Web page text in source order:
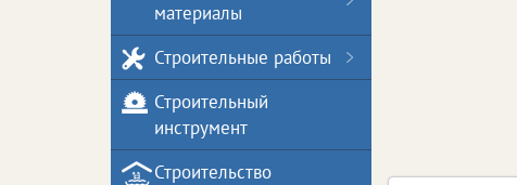
материалы
Строительные работы
Строительный
инструмент
Строительство